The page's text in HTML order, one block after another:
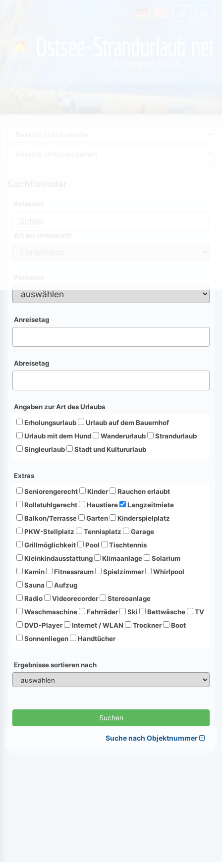
Anreisetag
Abreisetag
Angaben zur Art des Urlaubs
Erholungsurlaub
Urlaub auf dem Bauernhof
Urlaub mit dem Hund
Wanderurlaub
Strandurlaub
Singleurlaub
Stadt und Kultururlaub
Extras
Seniorengerecht
Kinder
Rauchen erlaubt
Rollstuhlgerecht
Haustiere
Langzeitmiete
Balkon/Terrasse
Garten
Kinderspielplatz
PKW-Stellplatz
Tennisplatz
Garage
Grillmöglichkeit
Pool
Tischtennis
Kleinkindausstattung
Klimaanlage
Solarium
Kamin
Fitnessraum Spielzimmer
Whirlpool
Sauna
Aufzug
Radio
Videorecorder
Stereoanlage
Waschmaschine
Fahrräder Ski Bettwäsche
TV
DVD-Player
Internet / WLAN Trockner
Boot
Sonnenliegen
Handtücher
Ergebnisse sortieren nach
Suchen
Suche nach Objektnummer